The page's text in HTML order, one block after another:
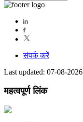
संपर्क करें
Last updated: 07-08-2026
महत्वपूर्ण लिंक